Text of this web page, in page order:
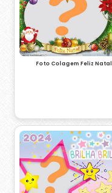
Foto Colagem Feliz Natal